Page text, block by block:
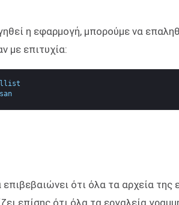
η εφαρμογή, μπορούμε να
με επιτυχία:
ότι όλα τα αρχεία της
επίσης ότι όλα τα εργαλεία